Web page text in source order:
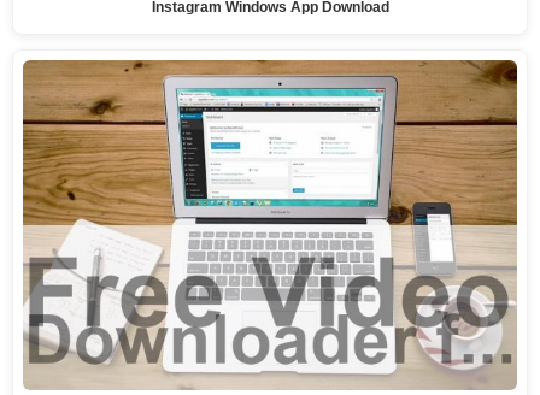
Instagram Windows App Download